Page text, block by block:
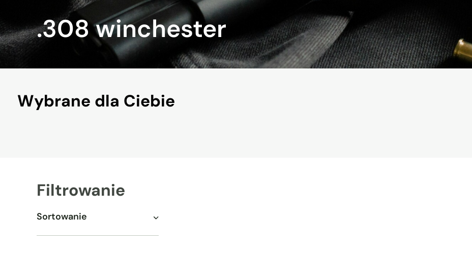
.308 winchester
Wybrane dla Ciebie
Filtrowanie
Sortowanie